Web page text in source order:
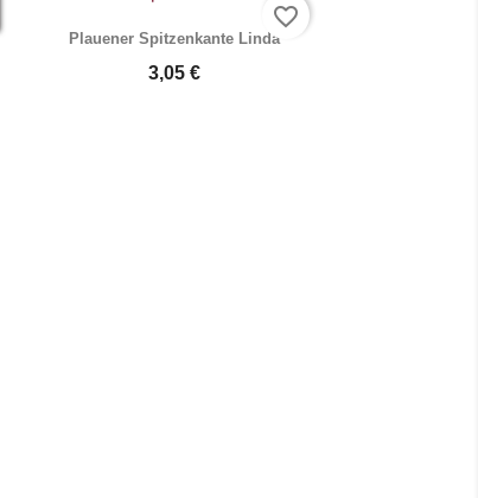
Plauener Spitzenkante Linda
3,05 €
favorite_border